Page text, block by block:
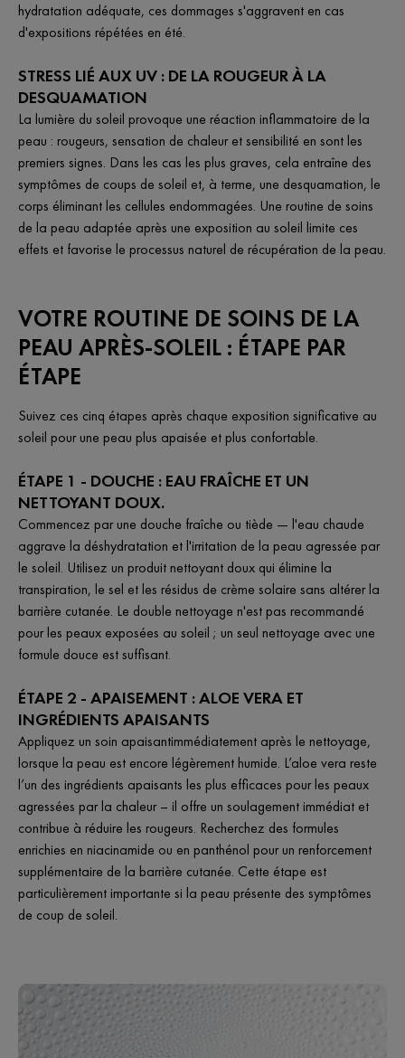
hydratation adéquate, ces dommages s'aggravent en cas
d'expositions répétées en été.
STRESS LIÉ AUX UV : DE LA ROUGEUR À LA
DESQUAMATION
La lumière du soleil provoque une réaction inflammatoire de la
peau : rougeurs, sensation de chaleur et sensibilité en sont les
premiers signes. Dans les cas les plus graves, cela entraîne des
symptômes de coups de soleil et, à terme, une desquamation, le
corps éliminant les cellules endommagées. Une routine de soins
de la peau adaptée après une exposition au soleil limite ces
effets et favorise le processus naturel de récupération de la peau.
VOTRE ROUTINE DE SOINS DE LA
PEAU APRÈS-SOLEIL : ÉTAPE PAR
ÉTAPE
Suivez ces cinq étapes après chaque exposition significative au
soleil pour une peau plus apaisée et plus confortable.
ÉTAPE 1 - DOUCHE : EAU FRAÎCHE ET UN
NETTOYANT DOUX.
Commencez par une douche fraîche ou tiède — l'eau chaude
aggrave la déshydratation et l'irritation de la peau agressée par
le soleil. Utilisez un produit nettoyant doux qui élimine la
transpiration, le sel et les résidus de crème solaire sans altérer la
barrière cutanée. Le double nettoyage n'est pas recommandé
pour les peaux exposées au soleil ; un seul nettoyage avec une
formule douce est suffisant.
ÉTAPE 2 - APAISEMENT : ALOE VERA ET
INGRÉDIENTS APAISANTS
Appliquez un soin apaisantimmédiatement après le nettoyage,
lorsque la peau est encore légèrement humide. L’aloe vera reste
l’un des ingrédients apaisants les plus efficaces pour les peaux
agressées par la chaleur – il offre un soulagement immédiat et
contribue à réduire les rougeurs. Recherchez des formules
enrichies en niacinamide ou en panthénol pour un renforcement
supplémentaire de la barrière cutanée. Cette étape est
particulièrement importante si la peau présente des symptômes
de coup de soleil.